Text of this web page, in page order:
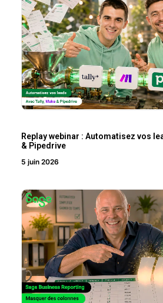
Replay webinar : Automatisez vos
& Pipedrive
5 juin 2026